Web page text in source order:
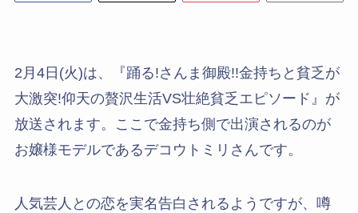
2月4日(火)は、『踊る!さんま御殿!!金持ちと貧乏が
大激突!仰天の贅沢生活VS壮絶貧乏エピソード』が
放送されます。ここで金持ち側で出演されるのが
お嬢様モデルであるデコウトミリさんです。
人気芸人との恋を実名告白されるようですが、噂